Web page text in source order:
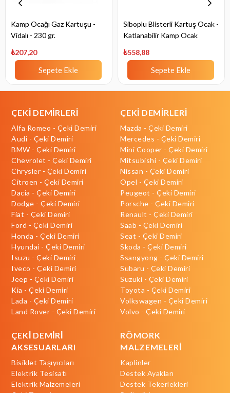
Kamp Ocağı Gaz Kartuşu -
Vidalı - 230 gr.
₺207,20
Sepete Ekle
Siboplu Blisterli Kartuş Ocak -
Katlanabilir Kamp Ocak
₺558,88
Sepete Ekle
ÇEKİ DEMİRLERİ
Alfa Romeo - Çeki Demiri
Audi - Çeki Demiri
BMW - Çeki Demiri
Chevrolet - Çeki Demiri
Chrysler - Çeki Demiri
Citroen - Çeki Demiri
Dacia - Çeki Demiri
Dodge - Çeki Demiri
Fiat - Çeki Demiri
Ford - Çeki Demiri
Honda - Çeki Demiri
Hyundai - Çeki Demiri
Isuzu - Çeki Demiri
Iveco - Çeki Demiri
Jeep - Çeki Demiri
Kia - Çeki Demiri
Lada - Çeki Demiri
Land Rover - Çeki Demiri
ÇEKİ DEMİRLERİ
Mazda - Çeki Demiri
Mercedes - Çeki Demiri
Mini Cooper - Çeki Demiri
Mitsubishi - Çeki Demiri
Nissan - Çeki Demiri
Opel - Çeki Demiri
Peugeot - Çeki Demiri
Porsche - Çeki Demiri
Renault - Çeki Demiri
Saab - Çeki Demiri
Seat - Çeki Demiri
Skoda - Çeki Demiri
Ssangyong - Çeki Demiri
Subaru - Çeki Demiri
Suzuki - Çeki Demiri
Toyota - Çeki Demiri
Volkswagen - Çeki Demiri
Volvo - Çeki Demiri
ÇEKİ DEMİRİ
AKSESUARLARI
Bisiklet Taşıyıcıları
Elektrik Tesisatı
Elektrik Malzemeleri
RÖMORK
MALZEMELERİ
Kaplinler
Destek Ayakları
Destek Tekerlekleri